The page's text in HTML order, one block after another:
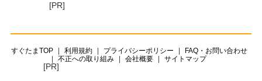
[PR]
すぐたまTOP 利用規約 プライバシーポリシー
FAQ・お問い合わせ
不正への取り組み
会社概要 サイトマップ
[PR]